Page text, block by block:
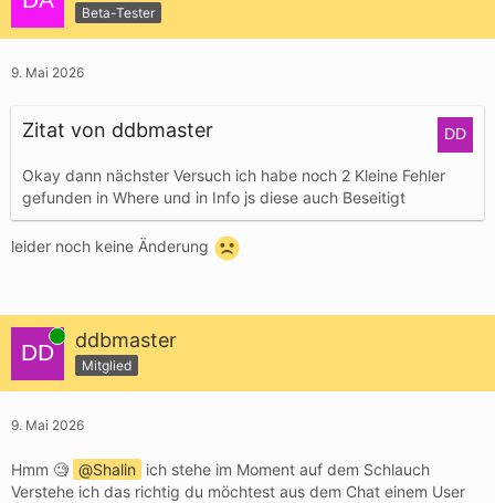
Beta-Tester
9. Mai 2026
Zitat von ddbmaster
Okay dann nächster Versuch ich habe noch 2 Kleine Fehler
gefunden in Where und in Info js diese auch Beseitigt
leider noch keine Änderung
Online ddbmaster
Mitglied
9. Mai 2026
Hmm 🧐 Shalin
ich stehe im Moment auf dem Schlauch
Verstehe ich das richtig du möchtest aus dem Chat einem User